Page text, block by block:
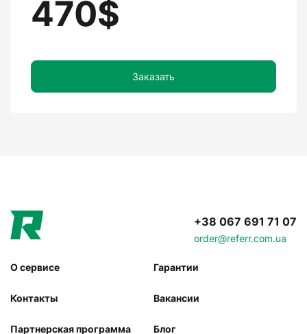
470$
Заказать
+38 067 691 71 07
order@referr.com.ua
О сервисе Гарантии
Контакты Вакансии
Партнерская программа Блог